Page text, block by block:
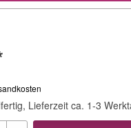
Lieferzeit ca. 1-3